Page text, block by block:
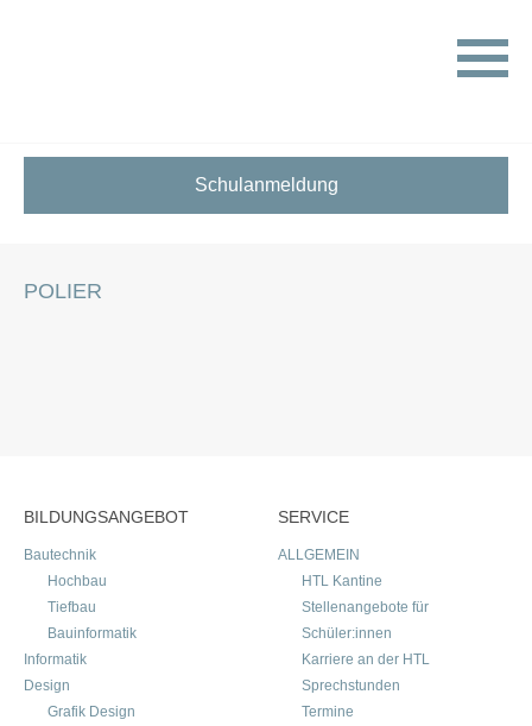
Schulanmeldung
POLIER
BILDUNGSANGEBOT
Bautechnik
Hochbau
Tiefbau
Bauinformatik
Informatik
Design
Grafik Design
SERVICE
ALLGEMEIN
HTL Kantine
Stellenangebote für
Schüler:innen
Karriere an der HTL
Sprechstunden
Termine